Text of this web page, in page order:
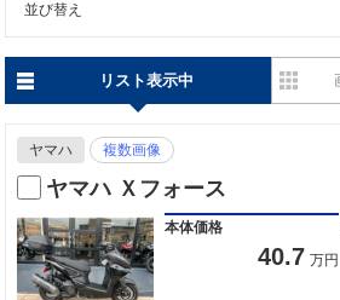
並び替え
リスト表示中
ヤマハ 複数画像
ヤマハ Ｘフォース
本体価格
40.7 万円